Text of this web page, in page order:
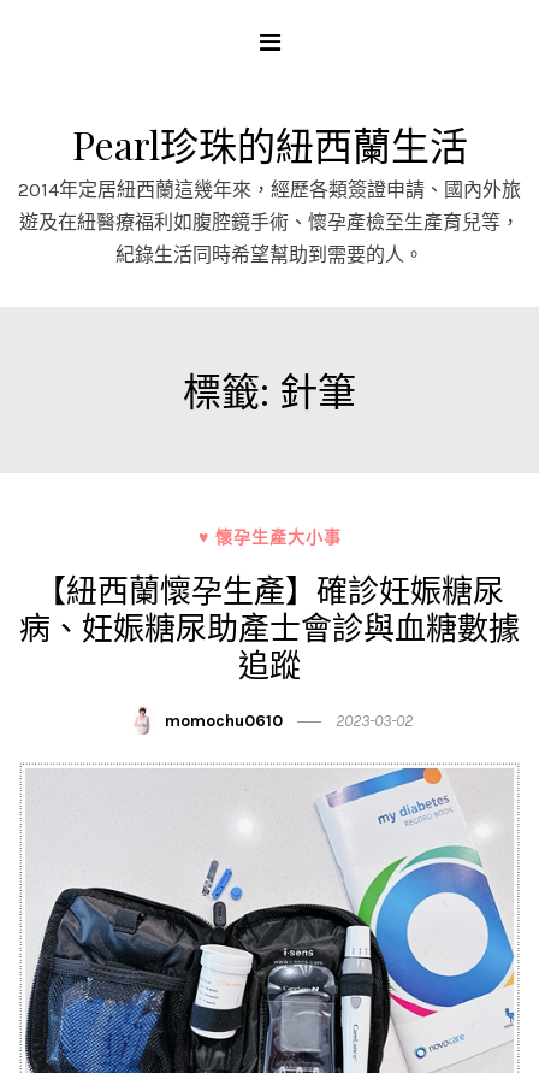
Pearl珍珠的紐西蘭生活
2014年定居紐西蘭這幾年來，經歷各類簽證申請、國內外旅
遊及在紐醫療福利如腹腔鏡手術、懷孕產檢至生產育兒等，
紀錄生活同時希望幫助到需要的人。
標籤: 針筆
♥ 懷孕生產大小事
【紐西蘭懷孕生產】確診妊娠糖尿
病、妊娠糖尿助產士會診與血糖數據
追蹤
momochu0610 2023-03-02